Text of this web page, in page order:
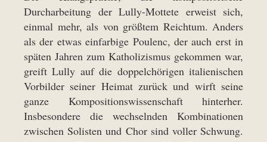
Durcharbeitung der Lully-Mottete erweist sich,
einmal mehr, als von größtem Reichtum. Anders
als der etwas einfarbige Poulenc, der auch erst in
späten Jahren zum Katholizismus gekommen war,
greift Lully auf die doppelchörigen italienischen
Vorbilder seiner Heimat zurück und wirft seine
ganze Kompositionswissenschaft hinterher.
Insbesondere die wechselnden Kombinationen
zwischen Solisten und Chor sind voller Schwung.